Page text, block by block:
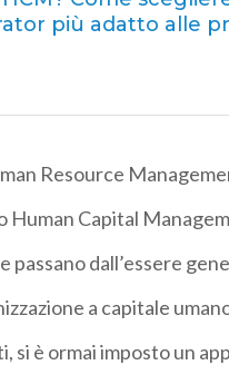
più adatto alle
Resource
Human Capital
passano dall’essere
a capitale
si è ormai imposto un